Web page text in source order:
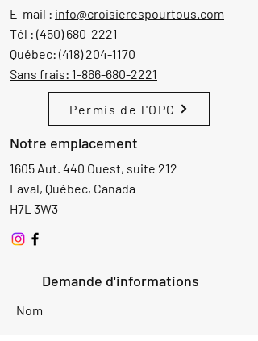
E-mail : info@croisierespourtous.com
Tél : (450) 680-2221
Québec: (418) 204-1170
Sans frais: 1-866-680-2221
Permis de l'OPC
Notre emplacement
1605 Aut. 440 Ouest, suite 212
Laval, Québec, Canada
H7L 3W3
Demande d'informations
Nom